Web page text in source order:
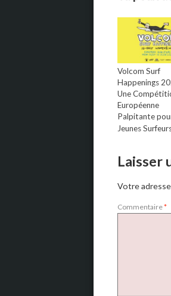
Volcom Surf
Happenings
Une
Européenne
Palpitante
Jeunes
Laisser
Votre
Commentaire*